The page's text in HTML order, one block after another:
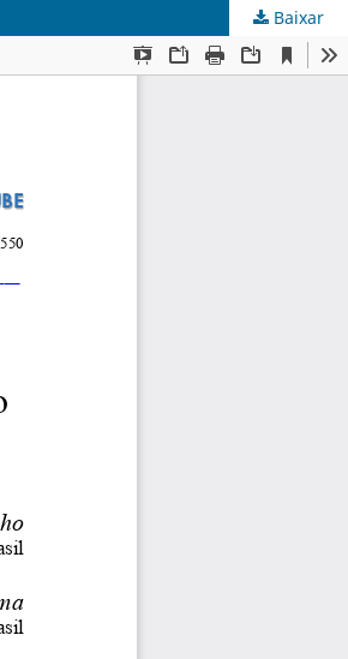
Baixar